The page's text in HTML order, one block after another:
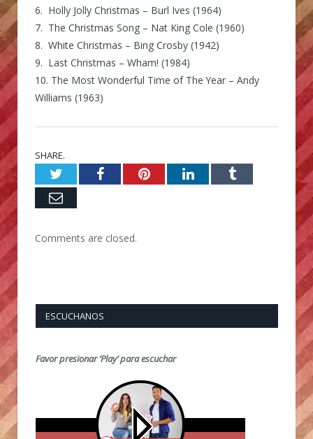
6. Holly Jolly Christmas – Burl Ives (1964)
7. The Christmas Song – Nat King Cole (1960)
8. White Christmas – Bing Crosby (1942)
9. Last Christmas – Wham! (1984)
10. The Most Wonderful Time of The Year – Andy
Williams (1963)
SHARE.
TwitterFacebookPinterestLinkedInTumblr
Email
Comments are closed.
ESCUCHANOS
Favor presionar ‘Play’ para escuchar